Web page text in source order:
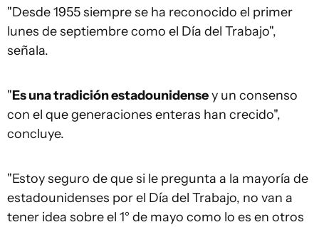
"Desde 1955 siempre se ha reconocido el primer
lunes de septiembre como el Día del Trabajo",
señala.
"Es una tradición estadounidensey un consenso
con el que generaciones enteras han crecido",
concluye.
"Estoy seguro de que si le pregunta a la mayoría de
estadounidenses por el Día del Trabajo, no van a
tener idea sobre el 1° de mayo como lo es en otros